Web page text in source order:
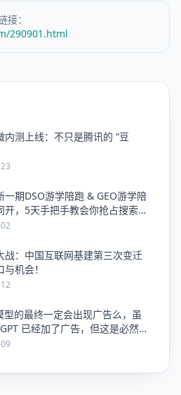
：
290901.html
内测上线：不只是腾讯的 “豆
一期DSO游学陪跑 & GEO游学陪
开，5天手把手教会你抢占搜索流
战：中国互联网基建第三次变迁
机会！
型的最终一定会出现广告么，虽
已经加了广告，但这是必然终